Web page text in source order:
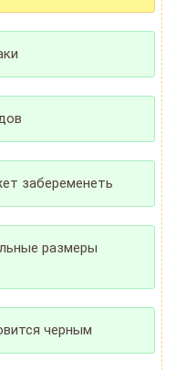
забеременеть
размеры
черным